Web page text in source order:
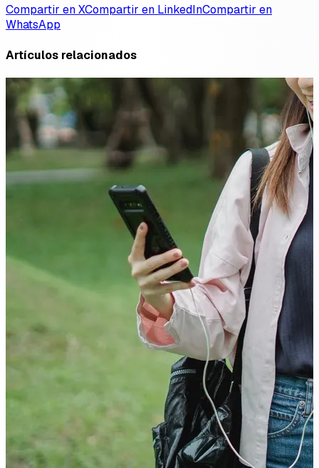
Compartir en XCompartir en LinkedInCompartir en
WhatsApp
Artículos relacionados